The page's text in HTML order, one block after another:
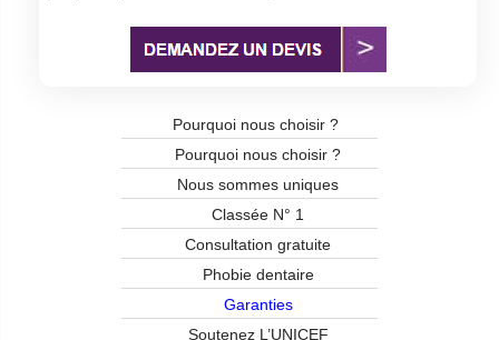
Pourquoi nous choisir ?
Pourquoi nous choisir ?
Nous sommes uniques
Classée N° 1
Consultation gratuite
Phobie dentaire
Garanties
Soutenez L’UNICEF